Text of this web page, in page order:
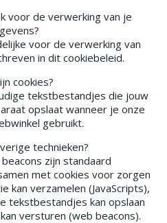
voor de verwerking van je
voor de verwerking van
in dit cookiebeleid.
cookies?
tekstbestandjes die jouw
opslaat wanneer je onze
gebruikt.
technieken?
zijn standaard
met cookies voor zorgen
kan verzamelen (JavaScripts),
tekstbestandjes kan opslaan
versturen (web beacons).